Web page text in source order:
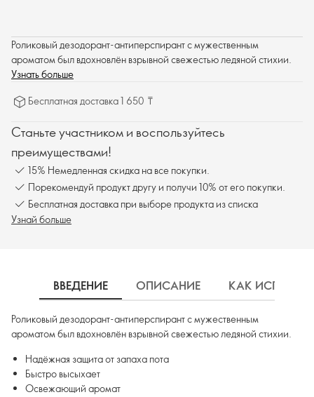
Роликовый дезодорант-антиперспирант с мужественным
ароматом был вдохновлён взрывной свежестью ледяной стихии.
Узнать больше
Бесплатная доставка 1 650 ₸
Станьте участником и воспользуйтесь
преимуществами!
15% Немедленная скидка на все покупки.
Порекомендуй продукт другу и получи 10% от его покупки.
Бесплатная доставка при выборе продукта из списка
Узнай больше
ВВЕДЕНИЕ ОПИСАНИЕ КАК
Роликовый дезодорант-антиперспирант с мужественным
ароматом был вдохновлён взрывной свежестью ледяной стихии.
Надёжная защита от запаха пота
Быстро высыхает
Освежающий аромат